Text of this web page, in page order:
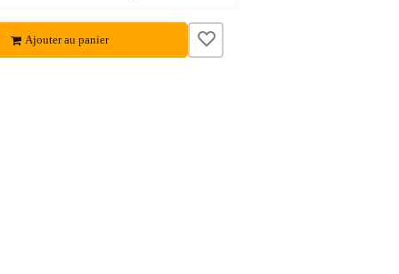
Ajouter au panier